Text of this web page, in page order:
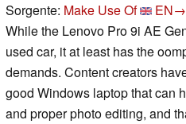
Sorgente: Make Use Of
While the Lenovo Pro 9i AE
used car, it at least has the
demands. Content creators
good Windows laptop that can
and proper photo editing, and